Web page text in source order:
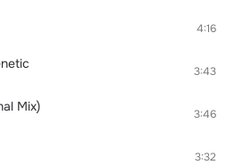
4:16
3:43
Mix) 3:46
3:32